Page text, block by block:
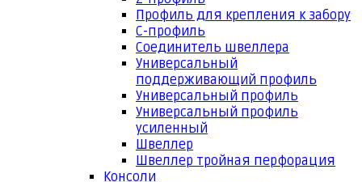
Профиль для крепления к забору
С-профиль
Соединитель швеллера
Универсальный
поддерживающий профиль
Универсальный профиль
Универсальный профиль
усиленный
Швеллер
Швеллер тройная перфорация
Консоли